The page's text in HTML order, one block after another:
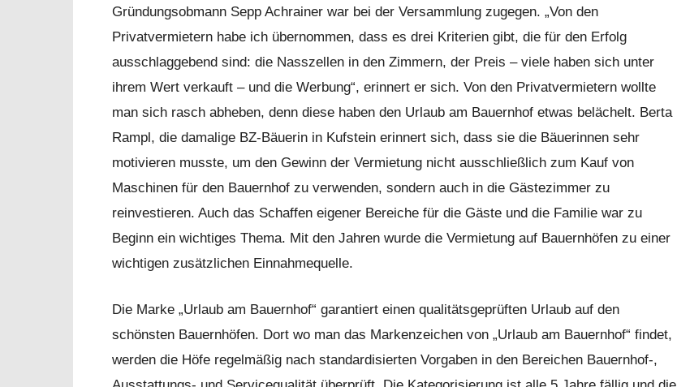
Gründungsobmann Sepp Achrainer war bei der Versammlung zugegen. „Von den
Privatvermietern habe ich übernommen, dass es drei Kriterien gibt, die für den Erfolg
ausschlaggebend sind: die Nasszellen in den Zimmern, der Preis – viele haben sich unter
ihrem Wert verkauft – und die Werbung“, erinnert er sich. Von den Privatvermietern wollte
man sich rasch abheben, denn diese haben den Urlaub am Bauernhof etwas belächelt. Berta
Rampl, die damalige BZ-Bäuerin in Kufstein erinnert sich, dass sie die Bäuerinnen sehr
motivieren musste, um den Gewinn der Vermietung nicht ausschließlich zum Kauf von
Maschinen für den Bauernhof zu verwenden, sondern auch in die Gästezimmer zu
reinvestieren. Auch das Schaffen eigener Bereiche für die Gäste und die Familie war zu
Beginn ein wichtiges Thema. Mit den Jahren wurde die Vermietung auf Bauernhöfen zu einer
wichtigen zusätzlichen Einnahmequelle.
Die Marke „Urlaub am Bauernhof“ garantiert einen qualitätsgeprüften Urlaub auf den
schönsten Bauernhöfen. Dort wo man das Markenzeichen von „Urlaub am Bauernhof“ findet,
werden die Höfe regelmäßig nach standardisierten Vorgaben in den Bereichen Bauernhof-,